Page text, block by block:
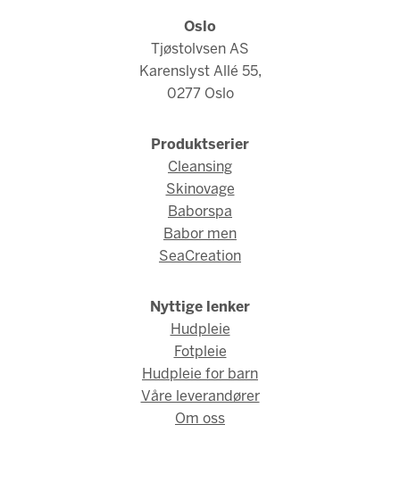
Oslo
Tjøstolvsen AS
Karenslyst Allé 55,
0277 Oslo
Produktserier
Cleansing
Skinovage
Baborspa
Babor men
SeaCreation
Nyttige lenker
Hudpleie
Fotpleie
Hudpleie for barn
Våre leverandører
Om oss